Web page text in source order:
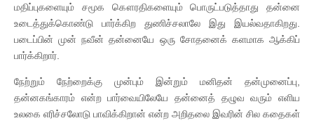
மதிப்புகளையும் சமூக கௌரதிகளையும் பொருட்படுத்தாது தன்னை
உடைத்துக்கொண்டு பார்க்கிற துணிச்சலாலே இது இயல்வதாகிறது.
படைப்பின் முன் நவீன் தன்னையே ஒரு சோதனைக் களமாக ஆக்கிப்
பார்க்கிறார்.
நேற்றும் நேற்றைக்கு முன்பும் இன்றும் மனிதன் தன்முனைப்பு,
தன்னகங்காரம் என்ற பார்வையிலேயே தன்னைத் தழுவ வரும் எளிய
உலகை எரிச்சலோடு பாவிக்கிறான் என்ற அறிதலை இவரின் சில கதைகள்